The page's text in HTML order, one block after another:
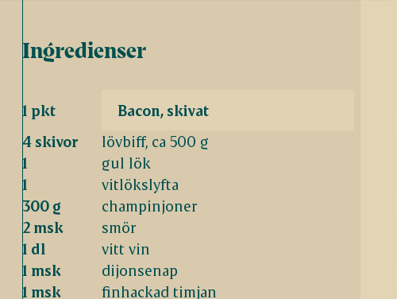
Ingredienser
1 pkt
Bacon, skivat
4 skivor
lövbiff, ca 500 g
1
gul lök
1
vitlökslyfta
300 g
champinjoner
2 msk
smör
1 dl
vitt vin
1 msk
dijonsenap
1 msk
finhackad timjan